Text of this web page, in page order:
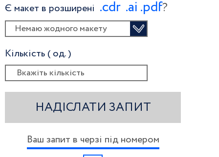
Є макет в розширені .сdr .ai .pdf?
Немаю жодного макету
Кількість ( од. )
НАДІСЛАТИ ЗАПИТ
Ваш запит в черзі під номером